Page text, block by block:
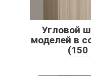
Угловой
моделей в
(150